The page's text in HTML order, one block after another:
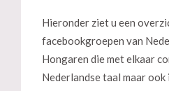
Hieronder ziet u een
facebookgroepen van
Hongaren die met elkaar
Nederlandse taal maar